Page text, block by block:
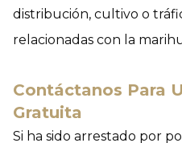
distribución, cultivo o
relacionadas con la
Contáctanos Para
Gratuita
Si ha sido arrestado por